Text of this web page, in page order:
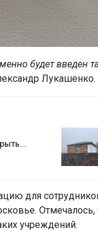
будет введен
Лукашенко.
для
Отмечалось,
учреждений.